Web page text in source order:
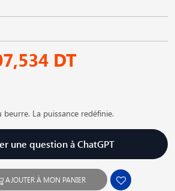
DT
beurre. La puissance redéfinie.
une question à ChatGPT
AJOUTER À MON PANIER